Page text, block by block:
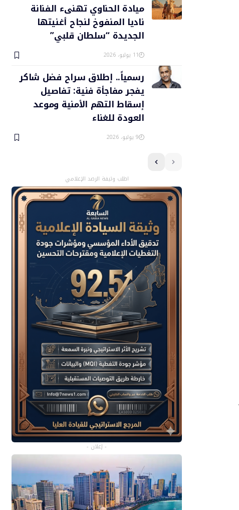
ميادة الحناوي تهنىء الفنانة
ناديا المنفوخ لنجاح أغنيتها
الجديدة “سلطان قلبي”
11 يوليو، 2026
رسمياً.. إطلاق سراح فضل شاكر
يفجر مفاجأة فنية: تفاصيل
إسقاط التهم الأمنية وموعد
العودة للغناء
9 يوليو، 2026
اطلب وثيقة الرصد الإعلامي
- إعلان -